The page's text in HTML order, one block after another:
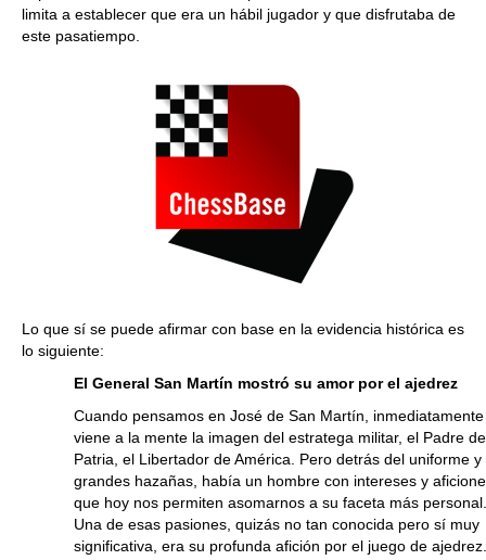
limita a establecer que era un hábil jugador y que disfrutaba de
este pasatiempo.
Lo que sí se puede afirmar con base en la evidencia histórica es
lo siguiente:
El General San Martín mostró su amor por el ajedrez
Cuando pensamos en José de San Martín,
viene a la mente la imagen del estratega militar, el Padre
Patria, el Libertador de América. Pero detrás del uniforme y
grandes hazañas, había un hombre con intereses y
que hoy nos permiten asomarnos a su faceta más personal.
Una de esas pasiones, quizás no tan conocida pero sí muy
significativa, era su profunda afición por el juego de ajedrez.